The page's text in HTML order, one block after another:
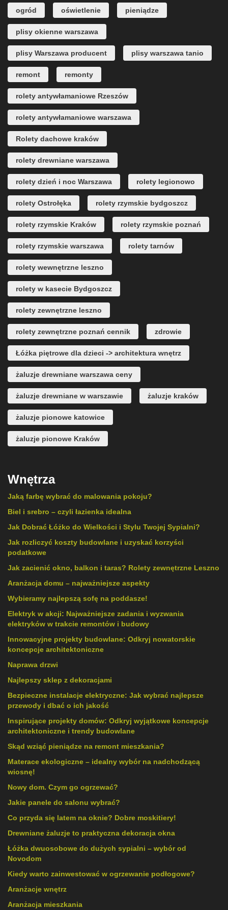
ogród oświetlenie pieniądze
plisy okienne warszawa
plisy Warszawa producent plisy warszawa tanio
remont remonty
rolety antywłamaniowe Rzeszów
rolety antywłamaniowe warszawa
Rolety dachowe kraków
rolety drewniane warszawa
rolety dzień i noc Warszawa rolety legionowo
rolety Ostrołęka rolety rzymskie bydgoszcz
rolety rzymskie Kraków rolety rzymskie poznań
rolety rzymskie warszawa rolety tarnów
rolety wewnętrzne leszno
rolety w kasecie Bydgoszcz
rolety zewnętrzne leszno
rolety zewnętrzne poznań cennik zdrowie
Łóżka piętrowe dla dzieci -> architektura wnętrz
żaluzje drewniane warszawa ceny
żaluzje drewniane w warszawie żaluzje kraków
żaluzje pionowe katowice
żaluzje pionowe Kraków
Wnętrza
Jaką farbę wybrać do malowania pokoju?
Biel i srebro – czyli łazienka idealna
Jak Dobrać Łóżko do Wielkości i Stylu Twojej Sypialni?
Jak rozliczyć koszty budowlane i uzyskać korzyści
podatkowe
Jak zacienić okno, balkon i taras? Rolety zewnętrzne Leszno
Aranżacja domu – najważniejsze aspekty
Wybieramy najlepszą sofę na poddasze!
Elektryk w akcji: Najważniejsze zadania i wyzwania
elektryków w trakcie remontów i budowy
Innowacyjne projekty budowlane: Odkryj nowatorskie
koncepcje architektoniczne
Naprawa drzwi
Najlepszy sklep z dekoracjami
Bezpieczne instalacje elektryczne: Jak wybrać najlepsze
przewody i dbać o ich jakość
Inspirujące projekty domów: Odkryj wyjątkowe koncepcje
architektoniczne i trendy budowlane
Skąd wziąć pieniądze na remont mieszkania?
Materace ekologiczne – idealny wybór na nadchodzącą
wiosnę!
Nowy dom. Czym go ogrzewać?
Jakie panele do salonu wybrać?
Co przyda się latem na oknie? Dobre moskitiery!
Drewniane żaluzje to praktyczna dekoracja okna
Łóżka dwuosobowe do dużych sypialni – wybór od
Novodom
Kiedy warto zainwestować w ogrzewanie podłogowe?
Aranżacje wnętrz
Aranżacja mieszkania